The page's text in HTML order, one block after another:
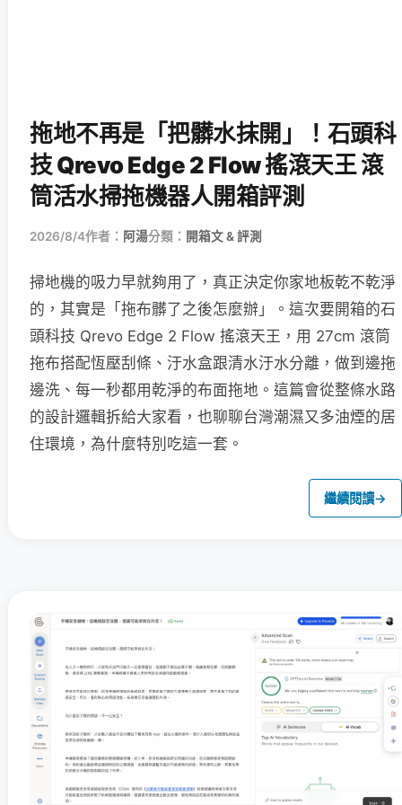
拖地不再是「把髒水抹開」！石頭科
技 Qrevo Edge 2 Flow 搖滾天王 滾
筒活水掃拖機器人開箱評測
2026/8/4作者： 阿湯分類： 開箱文 & 評測
掃地機的吸力早就夠用了，真正決定你家地板乾不乾淨
的，其實是「拖布髒了之後怎麼辦」。這次要開箱的石
頭科技 Qrevo Edge 2 Flow 搖滾天王，用 27cm 滾筒
拖布搭配恆壓刮條、汙水盒跟清水汙水分離，做到邊拖
邊洗、每一秒都用乾淨的布面拖地。這篇會從整條水路
的設計邏輯拆給大家看，也聊聊台灣潮濕又多油煙的居
住環境，為什麼特別吃這一套。
繼續閱讀→